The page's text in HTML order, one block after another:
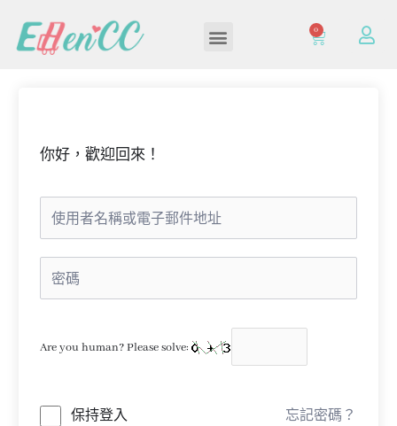
0
你好，歡迎回來！
Are you human? Please solve:
保持登入 忘記密碼？